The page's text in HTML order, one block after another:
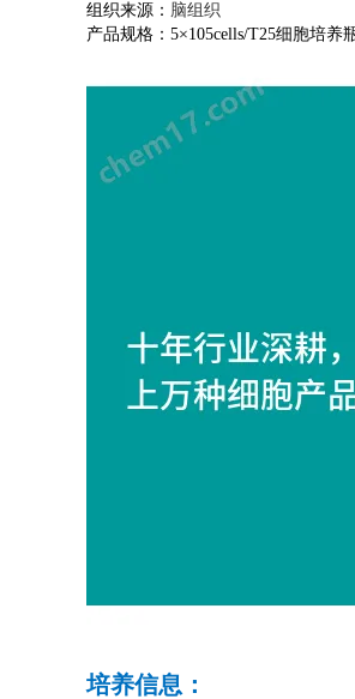
组织来源： 脑组织
产品规格： 5×105cells/T25细胞培养
培养信息：